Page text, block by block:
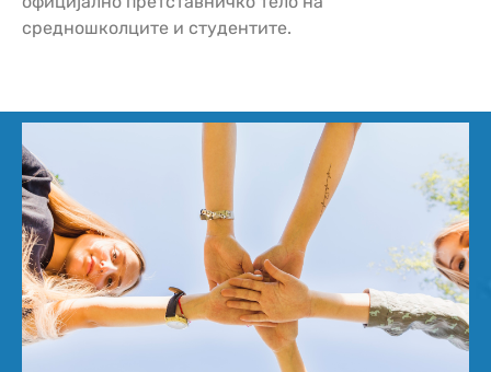
средношколците и студентите.